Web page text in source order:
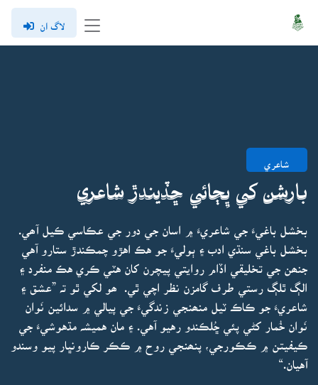
لاگ ان
شاعري
بارشن کي ڀِڄائي ڇڏيندڙ شاعري
بخشل باغيءَ جي شاعريءَ ۾ اسان جي دور جي عڪاسي ڪيل آھي.
بخشل باغي سنڌي ادب ۽ ٻوليءَ جو هڪ اهڙو چمڪندڙ ستارو آهي
جنھن جي تخليقي اڏام روايتي پيچرن کان هٽي ڪري هڪ منفرد ۽
الڳ ٿلڳ رستي طرف گامزن نظر اچي ٿي. ھو لکي ٿو تہ ”عشق ۽
شاعريءَ جو ڪاڪ ٽيل منھنجي زندگيءَ جي پيالي ۾ سدائين نَوان
نَوان خُمار کڻي پئي ڇُلڪندو رهيو آهي. ۽ مان هميشہ مڌهوشيءَ جي
ڪيفيتن ۾ ڪڪورجي، پنھنجي روح ۾ ڪڪر ڪارونڀار پيو وسندو
آهيان.“